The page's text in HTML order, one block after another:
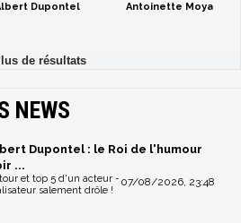
Dupontel Antoinette Moya
NEWS
Dupontel : le Roi de l'humour
...
07/08/2026, 23:48
et top 5 d'un acteur -
salement drôle !